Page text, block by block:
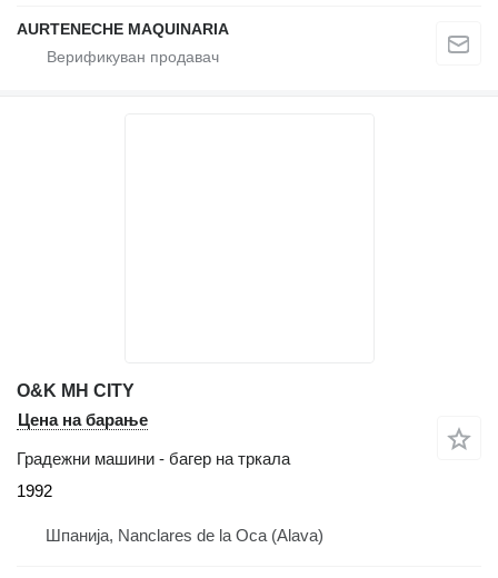
AURTENECHE MAQUINARIA
O&K MH CITY
Цена на барање
Градежни машини - багер на тркала
1992
Шпанија, Nanclares de la Oca (Alava)